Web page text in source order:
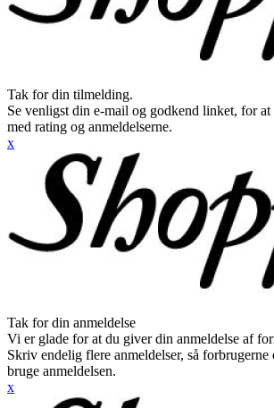
Tak for din tilmelding.
Se venligst din e-mail og godkend linket, for
med rating og anmeldelserne.
x
Tak for din anmeldelse
Vi er glade for at du giver din anmeldelse af
Skriv endelig flere anmeldelser, så
bruge anmeldelsen.
x